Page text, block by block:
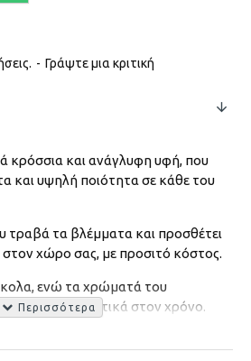
- Γράψτε μια κριτική
κρόσσια και ανάγλυφη υφή, που
και υψηλή ποιότητα σε κάθε του
τραβά τα βλέμματα και προσθέτει
χώρο σας, με προσιτό κόστος.
ενώ τα χρώματά του
και ανθεκτικά στον χρόνο.